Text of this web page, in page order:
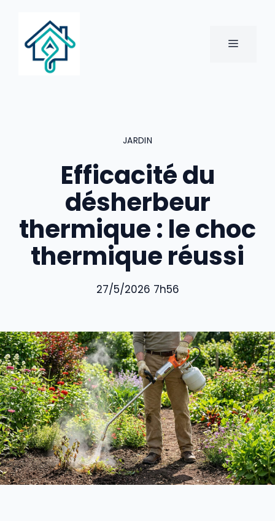
contenu
MENU
JARDIN
Efficacité du
désherbeur
thermique : le choc
thermique réussi
27/5/2026 7h56